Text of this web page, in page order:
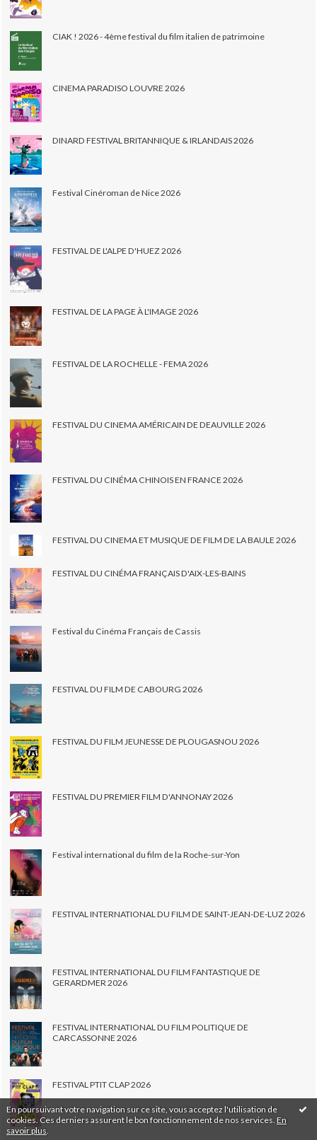
En poursuivant votre navigation sur ce site, vous acceptez l'utilisation de
cookies. Ces derniers assurent le bon fonctionnement de nos services. En
savoir plus
CIAK ! 2026 - 4ème festival du film italien de patrimoine
CINEMA PARADISO LOUVRE 2026
DINARD FESTIVAL BRITANNIQUE & IRLANDAIS 2026
Festival Cinéroman de Nice 2026
FESTIVAL DE L'ALPE D'HUEZ 2026
FESTIVAL DE LA PAGE À L'IMAGE 2026
FESTIVAL DE LA ROCHELLE - FEMA 2026
FESTIVAL DU CINEMA AMÉRICAIN DE DEAUVILLE 2026
FESTIVAL DU CINÉMA CHINOIS EN FRANCE 2026
FESTIVAL DU CINEMA ET MUSIQUE DE FILM DE LA BAULE 2026
FESTIVAL DU CINÉMA FRANÇAIS D'AIX-LES-BAINS
Festival du Cinéma Français de Cassis
FESTIVAL DU FILM DE CABOURG 2026
FESTIVAL DU FILM JEUNESSE DE PLOUGASNOU 2026
FESTIVAL DU PREMIER FILM D'ANNONAY 2026
Festival international du film de la Roche-sur-Yon
FESTIVAL INTERNATIONAL DU FILM DE SAINT-JEAN-DE-LUZ 2026
FESTIVAL INTERNATIONAL DU FILM FANTASTIQUE DE
GERARDMER 2026
FESTIVAL INTERNATIONAL DU FILM POLITIQUE DE
CARCASSONNE 2026
FESTIVAL PTIT CLAP 2026